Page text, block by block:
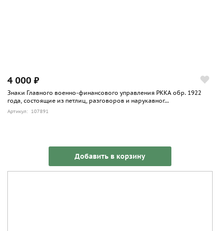
4 000 ₽
Знаки Главного военно-финансового управления РККА обр. 1922
года, состоящие из петлиц, разговоров и нарукавног...
Артикул: 107891
Добавить в корзину